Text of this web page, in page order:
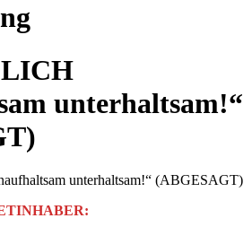
unterhaltsam!“